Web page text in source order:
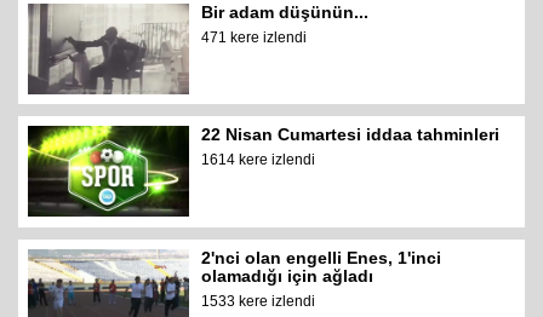
Bir adam düşünün...
471 kere izlendi
22 Nisan Cumartesi iddaa tahminleri
1614 kere izlendi
2'nci olan engelli Enes, 1'inci
olamadığı için ağladı
1533 kere izlendi